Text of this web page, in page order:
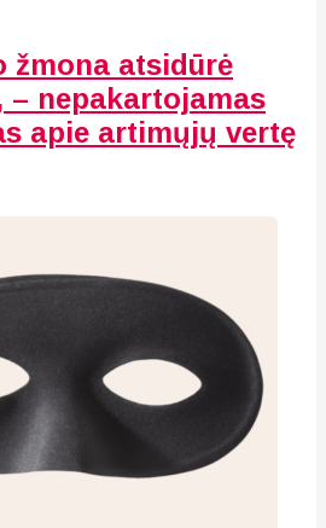
žmona atsidūrė
– nepakartojamas
apie artimųjų vertę